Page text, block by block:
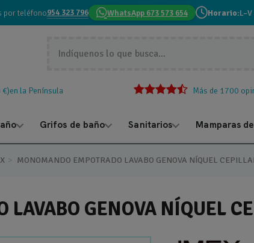
por teléfono954 323 796 WhatsApp 673 573 654 Horario:
la Península Más de 1700
Grifos de baño Sanitarios Mamparas
MONOMANDO EMPOTRADO LAVABO GENOVA NÍQUEL
LAVABO GENOVA NÍQUEL